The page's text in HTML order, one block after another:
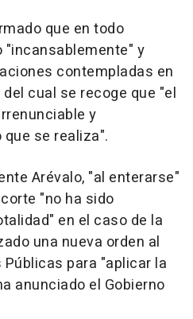
que en todo
y
contempladas en
cual se recoge que "el
y
se realiza".
Arévalo, "al enterarse"
"no ha sido
en el caso de la
una nueva orden al
para "aplicar la
anunciado el Gobierno